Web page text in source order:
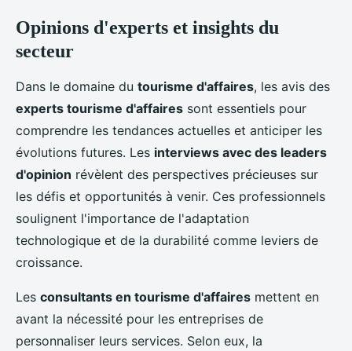
Opinions d'experts et insights du
secteur
Dans le domaine du tourisme d'affaires, les avis des
experts tourisme d'affaires sont essentiels pour
comprendre les tendances actuelles et anticiper les
évolutions futures. Les interviews avec des leaders
d'opinion révèlent des perspectives précieuses sur
les défis et opportunités à venir. Ces professionnels
soulignent l'importance de l'adaptation
technologique et de la durabilité comme leviers de
croissance.
Les consultants en tourisme d'affaires mettent en
avant la nécessité pour les entreprises de
personnaliser leurs services. Selon eux, la